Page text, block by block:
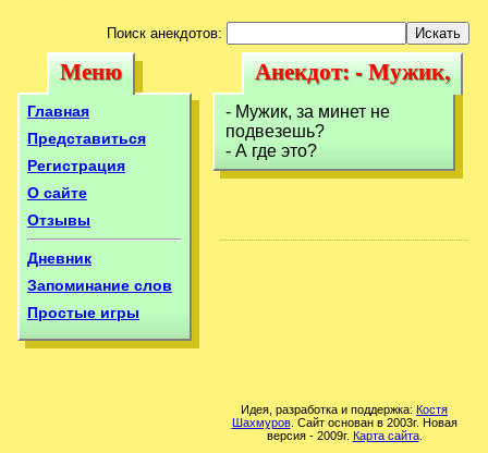
Поиск анекдотов:
Меню
Меню
Главная
Представиться
Регистрация
О сайте
Отзывы
Дневник
Запоминание слов
Простые игры
Анекдот: -
Мужик, за минет
не подвезешь?-
Анекдот: - Мужик,
за минет не
подвезешь?-
- Мужик, за минет не
подвезешь?
- А где это?
Идея, разработка и поддержка: Костя
Шахмуров. Сайт основан в 2003г. Новая
версия - 2009г. Карта сайта.